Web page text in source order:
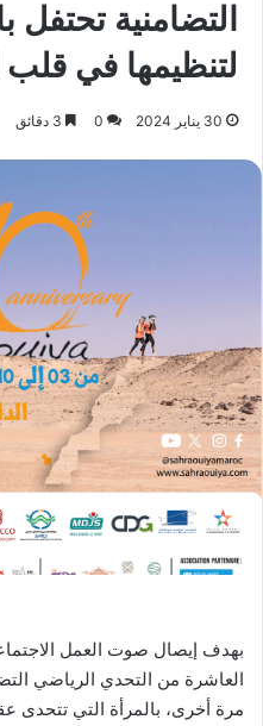
التضامنية تحتفل
لتنظيمها في قلب
30 يناير 2024 0
بهدف إيصال صوت العمل
العاشرة من التحدي الرياضي
مرة أخرى، بالمرأة التي تتحدى